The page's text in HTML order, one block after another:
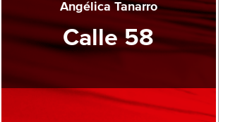
Angélica Tanarro
Calle 58